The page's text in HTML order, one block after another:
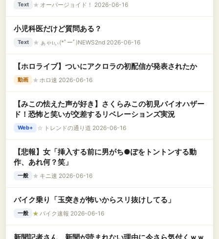
Text ★ オーバージョイド！ 2026-06-16
小児科医だけど質問ある？
Text ★ ぁゃιぃ(*ﾟーﾟ)NEWS2nd 2026-06-16
【ホロライブ】ついにアクロラの初配信が発表されたか
動画 ★ ホロ速 2026-06-16
【みこの怯えた声が好き】さくらみこの初見バイオハザー
ド！恐怖と笑いが交差するリベレーションズ実況
Web+ ☆ トレンドの通り道 2026-06-16
【悲報】女「挿入する前に男がち●ぽをトントンする動
作、あれ何？笑」
一般 ★ キニ速 2026-06-16
バイク乗り「玉突きが怖いからスリ抜けしてる」
一般 ★ バイク速報 2026-06-16